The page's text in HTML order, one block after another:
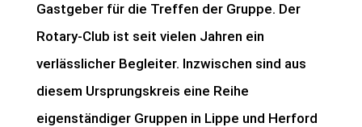
Gastgeber für die Treffen der Gruppe. Der
Rotary-Club ist seit vielen Jahren ein
verlässlicher Begleiter. Inzwischen sind aus
diesem Ursprungskreis eine Reihe
eigenständiger Gruppen in Lippe und Herford